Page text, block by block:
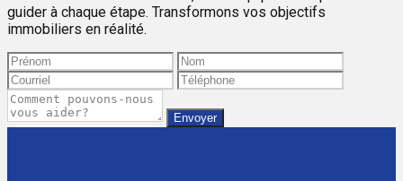
guider à chaque étape. Transformons vos objectifs
immobiliers en réalité.
Envoyer